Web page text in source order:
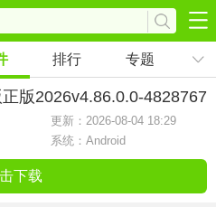
排行 专题
版2026v4.86.0.0-4828767
更新：2026-08-04 18:29
系统：Android
下载